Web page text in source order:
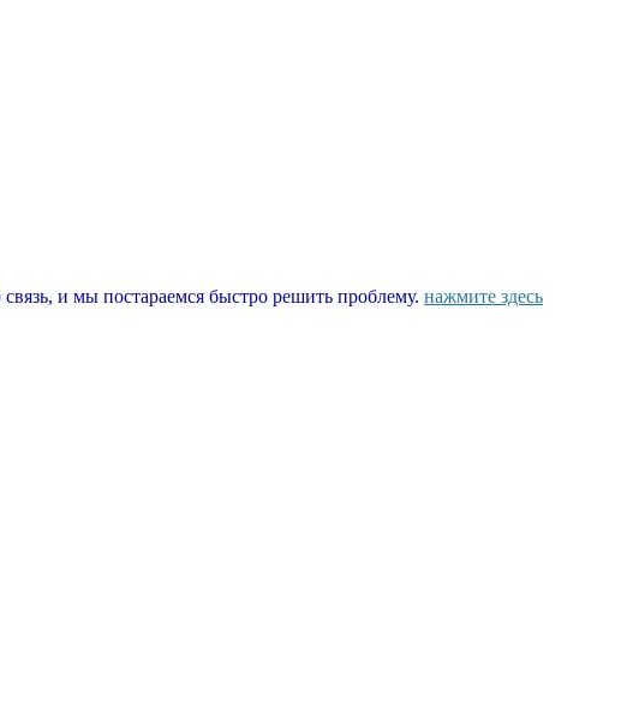
и мы постараемся быстро решить проблему. нажмите здесь